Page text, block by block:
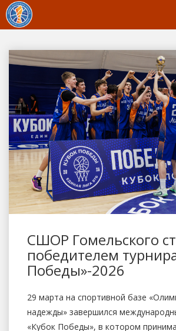
СШОР Гомельского
победителем
Победы»-2026
29 марта на спортивной базе
надежды» завершился
«Кубок Победы», в котором